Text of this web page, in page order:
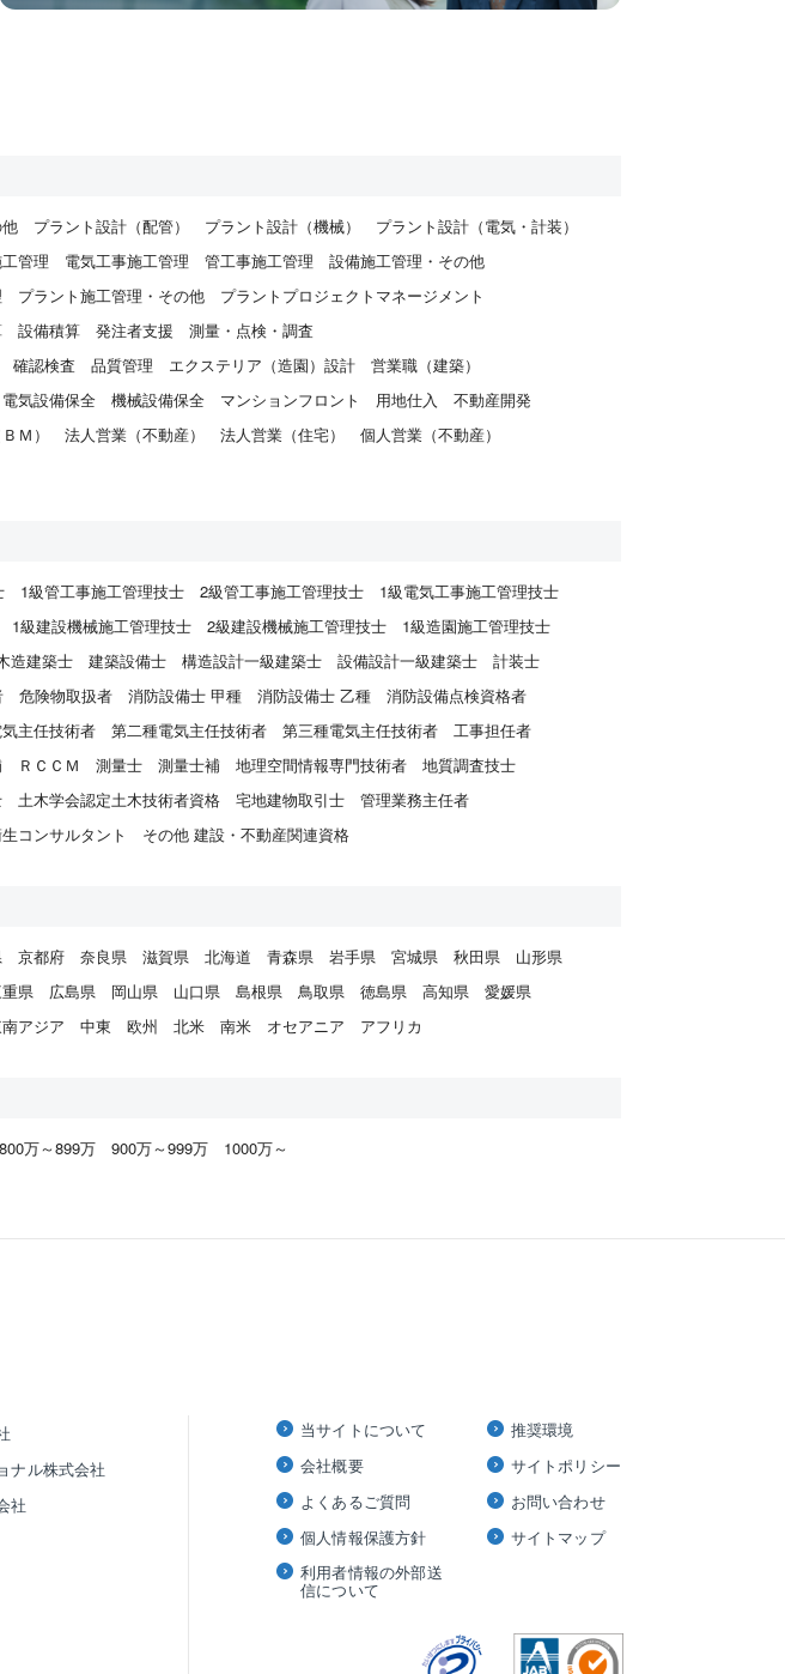
プラント設計（配管） プラント設計（機械）
プラント設計（電気・計装）
管理 電気工事施工管理 管工事施工管理
設備施工管理・その他
プラント施工管理・その他
プラントプロジェクトマネージメント
設備積算 発注者支援
測量・点検・調査
確認検査 品質管理 エクステリア（造園）設計
営業職（建築）
電気設備保全 機械設備保全 マンションフロント 用地仕入
不動産開発
Ｍ） 法人営業（不動産） 法人営業（住宅）
個人営業（不動産）
1級管工事施工管理技士 2級管工事施工管理技士
1級電気工事施工管理技士
1級建設機械施工管理技士 2級建設機械施工管理技士
1級造園施工管理技士
造建築士 建築設備士 構造設計一級建築士 設備設計一級建築士
計装士
危険物取扱者 消防設備士 甲種 消防設備士 乙種
消防設備点検資格者
主任技術者 第二種電気主任技術者 第三種電気主任技術者
工事担任者
ＲＣＣＭ 測量士 測量士補 地理空間情報専門技術者
地質調査技士
土木学会認定土木技術者資格 宅地建物取引士
管理業務主任者
コンサルタント その他 建設・不動産関連資格
京都府 奈良県 滋賀県 北海道 青森県 岩手県 宮城県 秋田県
山形県
県 広島県 岡山県 山口県 島根県 鳥取県 徳島県 高知県
愛媛県
アジア 中東 欧州 北米 南米 オセアニア アフリカ
800万～899万 900万～999万 1000万～
ナル株式会社
社
当サイトについて
会社概要
よくあるご質問
個人情報保護方針
利用者情報の外部送
信について
推奨環境
サイトポリシー
お問い合わせ
サイトマップ